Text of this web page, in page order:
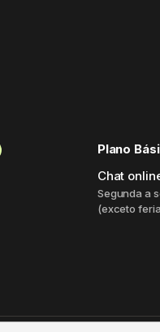
Plano
Chat
Segunda a
(exceto